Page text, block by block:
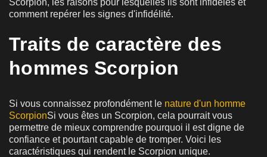
comment repérer les signes d'infidélité.
Traits de caractère des
hommes Scorpion
Si vous connaissez profondément le nature d'un homme
ScorpionSi vous êtes un Scorpion, cela pourrait vous
permettre de mieux comprendre pourquoi il est digne de
confiance et pourtant capable de tromper. Voici les
caractéristiques qui rendent le Scorpion unique.